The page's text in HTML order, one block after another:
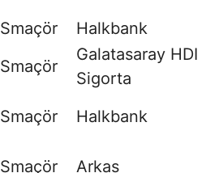
Smaçör
Halkbank
Smaçör
Galatasaray HDI
Sigorta
Smaçör
Halkbank
Smaçör Arkas